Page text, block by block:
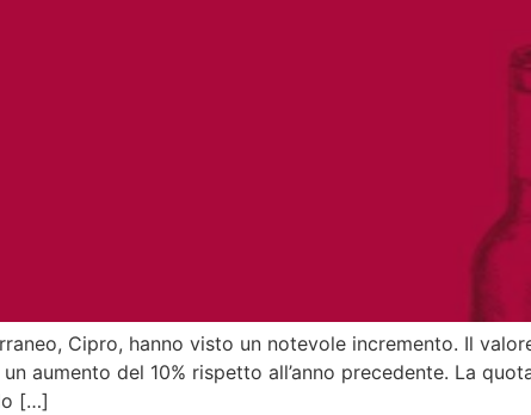
Cipro, hanno visto un notevole incremento. Il
aumento del 10% rispetto all’anno precedente. La
[…]